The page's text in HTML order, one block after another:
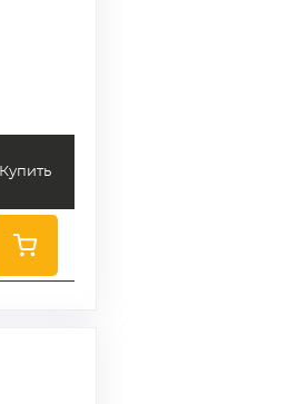
Купить